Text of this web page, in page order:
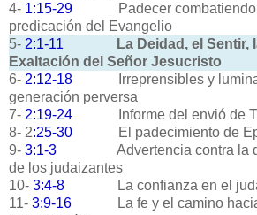
4- 1:15-29
Padecer
predicación del Evangelio
5- 2:1-11
La Deidad, el Sentir,
Exaltación del Señor Jesucristo
6- 2:12-18
Irreprensibles y
generación perversa
7- 2:19-24
Informe del envió de
8- 2:25-30
El padecimiento de
9- 3:1-3
Advertencia contra la
de los judaizantes
10- 3:4-8
La confianza en el
11- 3:9-16
La fe y el camino